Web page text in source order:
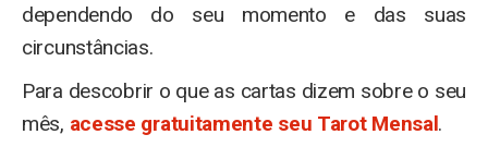
dependendo do seu momento e das suas
circunstâncias.
Para descobrir o que as cartas dizem sobre o seu
mês, acesse gratuitamente seu Tarot Mensal.